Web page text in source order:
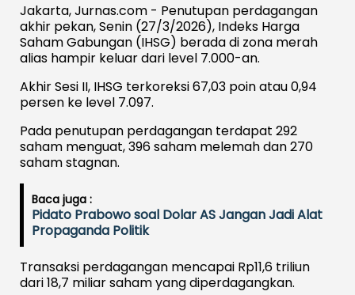
Jakarta, Jurnas.com - Penutupan perdagangan
akhir pekan, Senin (27/3/2026), Indeks Harga
Saham Gabungan (IHSG) berada di zona merah
alias hampir keluar dari level 7.000-an.
Akhir Sesi II, IHSG terkoreksi 67,03 poin atau 0,94
persen ke level 7.097.
Pada penutupan perdagangan terdapat 292
saham menguat, 396 saham melemah dan 270
saham stagnan.
Baca juga :
Pidato Prabowo soal Dolar AS Jangan Jadi Alat
Propaganda Politik
Transaksi perdagangan mencapai Rp11,6 triliun
dari 18,7 miliar saham yang diperdagangkan.